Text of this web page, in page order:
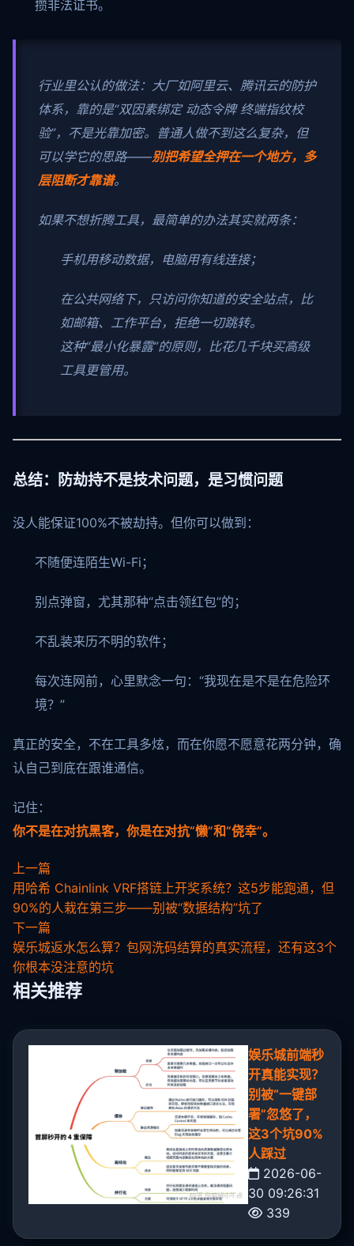
攒非法证书。
行业里公认的做法：大厂如阿里云、腾讯云的防护
体系，靠的是“双因素绑定 动态令牌 终端指纹校
验”，不是光靠加密。普通人做不到这么复杂，但
可以学它的思路——别把希望全押在一个地方，多
层阻断才靠谱。
如果不想折腾工具，最简单的办法其实就两条：
手机用移动数据，电脑用有线连接；
在公共网络下，只访问你知道的安全站点，比
如邮箱、工作平台，拒绝一切跳转。
这种“最小化暴露”的原则，比花几千块买高级
工具更管用。
总结：防劫持不是技术问题，是习惯问题
没人能保证100%不被劫持。但你可以做到：
不随便连陌生Wi-Fi；
别点弹窗，尤其那种“点击领红包”的；
不乱装来历不明的软件；
每次连网前，心里默念一句：“我现在是不是在危险环
境？”
真正的安全，不在工具多炫，而在你愿不愿意花两分钟，确
认自己到底在跟谁通信。
记住：
你不是在对抗黑客，你是在对抗“懒”和“侥幸”。
上一篇
用哈希 Chainlink VRF搭链上开奖系统？这5步能跑通，但
90%的人栽在第三步——别被“数据结构”坑了
下一篇
娱乐城返水怎么算？包网洗码结算的真实流程，还有这3个
你根本没注意的坑
相关推荐
娱乐城前端秒
开真能实现？
别被“一键部
署”忽悠了，
这3个坑90%
人踩过
2026-06-
30 09:26:31
339